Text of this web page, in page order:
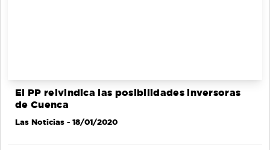
El PP reivindica las posibilidades inversoras
de Cuenca
Las Noticias - 18/01/2020